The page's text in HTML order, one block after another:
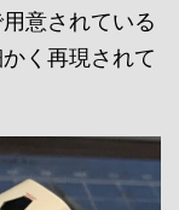
意されている
く再現されて